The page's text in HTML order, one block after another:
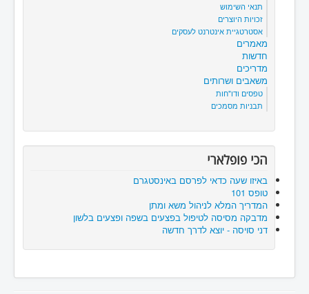
תנאי השימוש
זכויות היוצרים
אסטרטגיית אינטרנט לעסקים
מאמרים
חדשות
מדריכים
משאבים ושרותים
טפסים ודו"חות
תבניות מסמכים
הכי פופלארי
באיזו שעה כדאי לפרסם באינסטגרם
טופס 101
המדריך המלא לניהול משא ומתן
מדבקה מסיסה לטיפול בפצעים בשפה ופצעים בלשון
דני סויסה - יוצא לדרך חדשה